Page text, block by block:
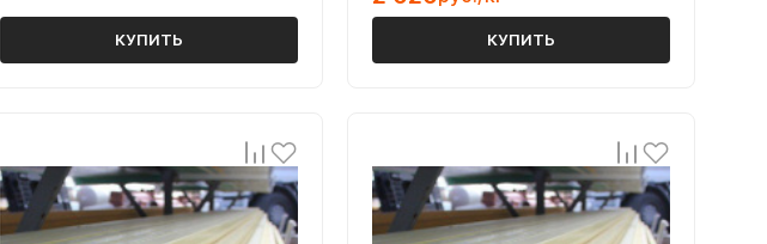
КУПИТЬ КУПИТЬ